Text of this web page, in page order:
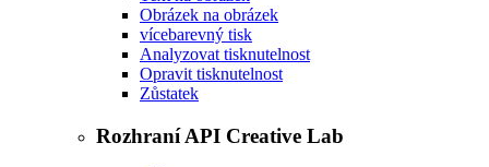
Obrázek na obrázek
vícebarevný tisk
Analyzovat tisknutelnost
Opravit tisknutelnost
Zůstatek
Rozhraní API Creative Lab